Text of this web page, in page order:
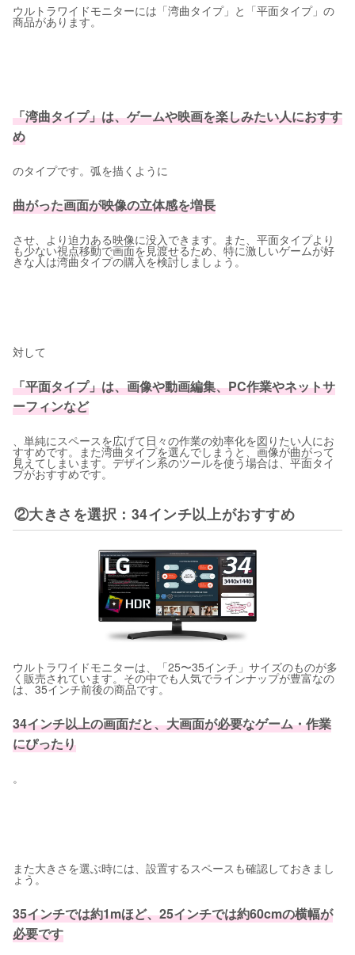
ウルトラワイドモニターには「湾曲タイプ」と「平面タイプ」の
商品があります。
「湾曲タイプ」は、ゲームや映画を楽しみたい人におすす
め
のタイプです。弧を描くように
曲がった画面が映像の立体感を増長
させ、より迫力ある映像に没入できます。また、平面タイプより
も少ない視点移動で画面を見渡せるため、特に激しいゲームが好
きな人は湾曲タイプの購入を検討しましょう。
対して
「平面タイプ」は、画像や動画編集、PC作業やネットサ
ーフィンなど
、単純にスペースを広げて日々の作業の効率化を図りたい人にお
すすめです。また湾曲タイプを選んでしまうと、画像が曲がって
見えてしまいます。デザイン系のツールを使う場合は、平面タイ
プがおすすめです。
②大きさを選択：34インチ以上がおすすめ
ウルトラワイドモニターは、「25〜35インチ」サイズのものが多
く販売されています。その中でも人気でラインナップが豊富なの
は、35インチ前後の商品です。
34インチ以上の画面だと、大画面が必要なゲーム・作業
にぴったり
。
また大きさを選ぶ時には、設置するスペースも確認しておきまし
ょう。
35インチでは約1mほど、25インチでは約60cmの横幅が
必要です